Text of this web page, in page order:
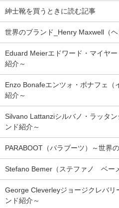
紳士靴を買うときに読む記事
世界のブランド_Henry Maxwell（
Eduard Meierエドワード・マイヤ
紹介～
Enzo Bonafeエンツォ・ボナフェ（
紹介～
Silvano Lattanziシルバノ・ラッタ
ンド紹介～
PARABOOT（パラブーツ）～世界
Stefano Bemer（ステファノ ベー
George Cleverleyジョージクレバリ
ンド紹介～